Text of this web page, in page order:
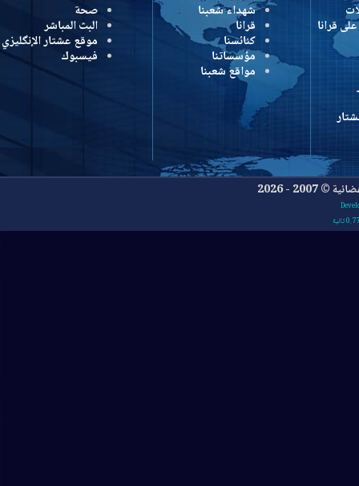
شهداء شعبنا
قرانا
كنائسنا
مؤسساتنا
مواقع شعبنا
صحة
البث المباشر
موقع عشتار الإنگليزي
فيسبوك
2026